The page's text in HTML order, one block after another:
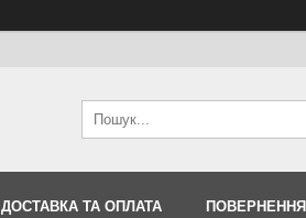
ДОСТАВКА ТА ОПЛАТА